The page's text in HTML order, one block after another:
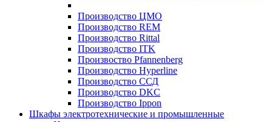
Производство ЦМО
Производство REM
Производство Rittal
Производство ITK
Произвоство Pfannenberg
Производство Hyperline
Производство ССД
Производство DKC
Производство Ippon
Шкафы электротехнические и промышленные